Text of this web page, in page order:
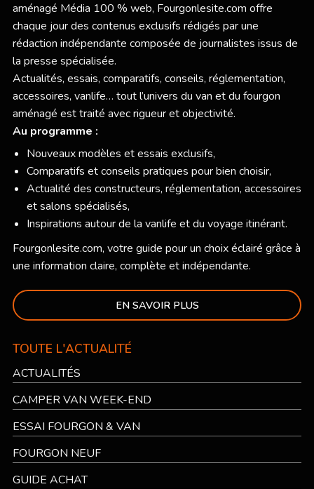
aménagé Média 100 % web, Fourgonlesite.com offre
chaque jour des contenus exclusifs rédigés par une
rédaction indépendante composée de journalistes issus de
la presse spécialisée.
Actualités, essais, comparatifs, conseils, réglementation,
accessoires, vanlife… tout l’univers du van et du fourgon
aménagé est traité avec rigueur et objectivité.
Au programme :
Nouveaux modèles et essais exclusifs,
Comparatifs et conseils pratiques pour bien choisir,
Actualité des constructeurs, réglementation, accessoires
et salons spécialisés,
Inspirations autour de la vanlife et du voyage itinérant.
Fourgonlesite.com, votre guide pour un choix éclairé grâce à
une information claire, complète et indépendante.
EN SAVOIR PLUS
TOUTE L'ACTUALITÉ
ACTUALITÉS
CAMPER VAN WEEK-END
ESSAI FOURGON & VAN
FOURGON NEUF
GUIDE ACHAT